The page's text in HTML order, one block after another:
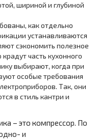
шириной и глубиной
как отдельно
устанавливаются
сэкономить полезное
часть кухонного
выбирают, когда при
особые требования
Так, они
в стиль кантри и
– это компрессор. По
и